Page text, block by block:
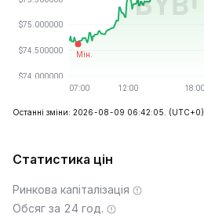
Останні зміни: 2026-08-09 06:42:05. (UTC+0)
Статистика цін
Ринкова капіталізація
Обсяг за 24 год.